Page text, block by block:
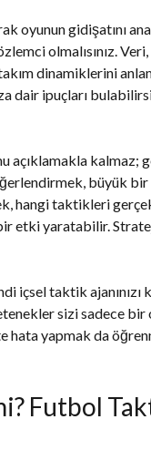
oyunun gidişatını
olmalısınız.
dinamiklerini
dair ipuçları
açıklamakla kalmaz;
büyük bir
hangi taktikleri
etki yaratabilir.
içsel taktik ajanınızı
sizi sadece
hata yapmak da
Futbol